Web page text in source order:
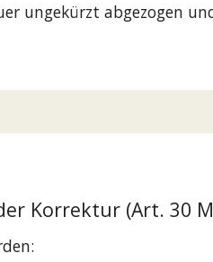
ungekürzt abgezogen
Korrektur (Art. 30